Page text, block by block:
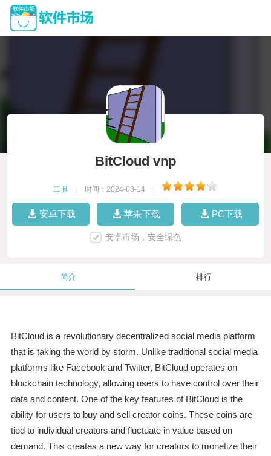
BitCloud vnp
工具 时间：2024-08-14
安卓下载 苹果下载 PC下载
安卓市场，安全绿色
简介 排行
BitCloud is a revolutionary decentralized social media platform
that is taking the world by storm. Unlike traditional social media
platforms like Facebook and Twitter, BitCloud operates on
blockchain technology, allowing users to have control over their
data and content. One of the key features of BitCloud is the
ability for users to buy and sell creator coins. These coins are
tied to individual creators and fluctuate in value based on
demand. This creates a new way for creators to monetize their